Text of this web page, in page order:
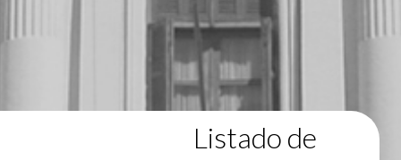
Listado de